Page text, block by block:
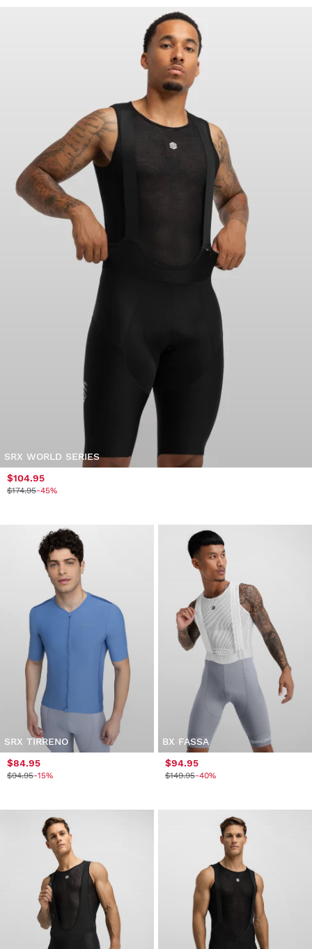
SRX WORLD SERIES
$104.95
$174.95-45%
SRX TIRRENO
$84.95
$94.95-15%
BX FASSA
$94.95
$149.95-40%